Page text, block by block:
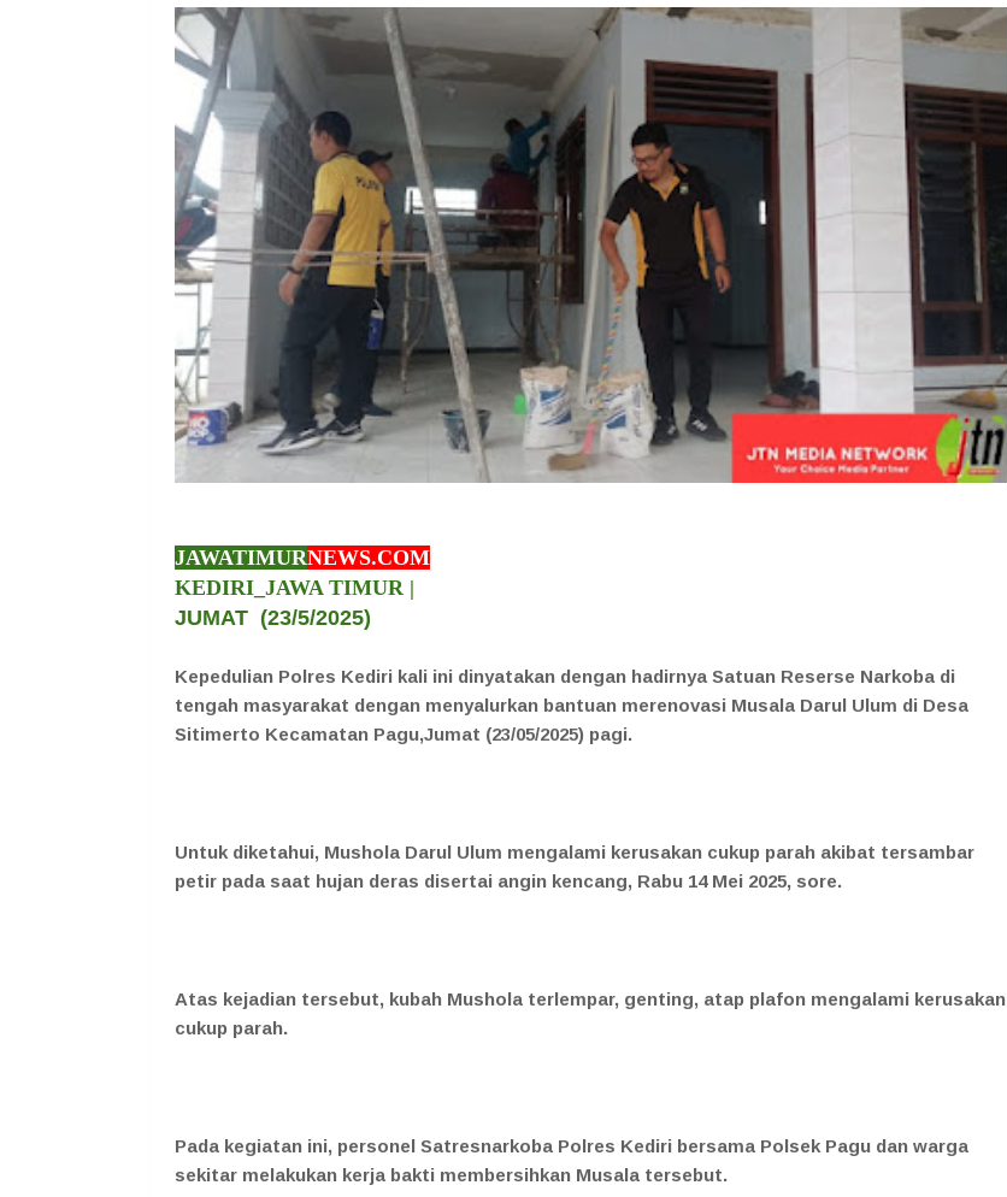
JAWATIMURNEWS.COM
KEDIRI_JAWA TIMUR |
JUMAT (23/5/2025)
Kepedulian Polres Kediri kali ini dinyatakan dengan hadirnya Satuan Reserse Narkoba di
tengah masyarakat dengan menyalurkan bantuan merenovasi Musala Darul Ulum di Desa
Sitimerto Kecamatan Pagu,Jumat (23/05/2025) pagi.
Untuk diketahui, Mushola Darul Ulum mengalami kerusakan cukup parah akibat tersambar
petir pada saat hujan deras disertai angin kencang, Rabu 14 Mei 2025, sore.
Atas kejadian tersebut, kubah Mushola terlempar, genting, atap plafon mengalami kerusakan
cukup parah.
Pada kegiatan ini, personel Satresnarkoba Polres Kediri bersama Polsek Pagu dan warga
sekitar melakukan kerja bakti membersihkan Musala tersebut.